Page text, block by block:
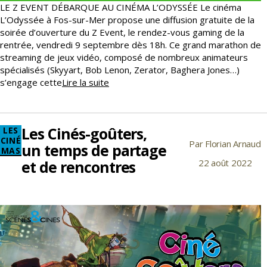
LE Z EVENT DÉBARQUE AU CINÉMA L’ODYSSÉE Le cinéma
L’Odyssée à Fos-sur-Mer propose une diffusion gratuite de la
soirée d’ouverture du Z Event, le rendez-vous gaming de la
rentrée, vendredi 9 septembre dès 18h. Ce grand marathon de
streaming de jeux vidéo, composé de nombreux animateurs
spécialisés (Skyyart, Bob Lenon, Zerator, Baghera Jones…)
s’engage cetteLire la suite
Event
Catégories
LES
CINÉ
MAS
Les Cinés-goûters,
un temps de partage
et de rencontres
Auteur
l’article
Par Florian Arnaud
Date22 août 2022